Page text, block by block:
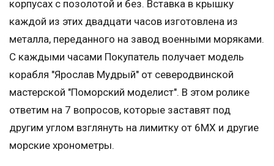
корпусах с позолотой и без. Вставка в крышку
каждой из этих двадцати часов изготовлена из
металла, переданного на завод военными моряками.
С каждыми часами Покупатель получает модель
корабля "Ярослав Мудрый" от северодвинской
мастерской "Поморский моделист". В этом ролике
ответим на 7 вопросов, которые заставят под
другим углом взглянуть на лимитку от 6МХ и другие
морские хронометры.